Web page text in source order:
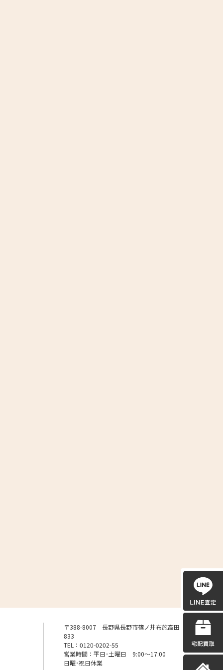
〒388-8007 長野県長野市篠ノ井布施高田
833
TEL：0120-0202-55
営業時間：平日･土曜日 9:00〜17:00
日曜･祝日休業